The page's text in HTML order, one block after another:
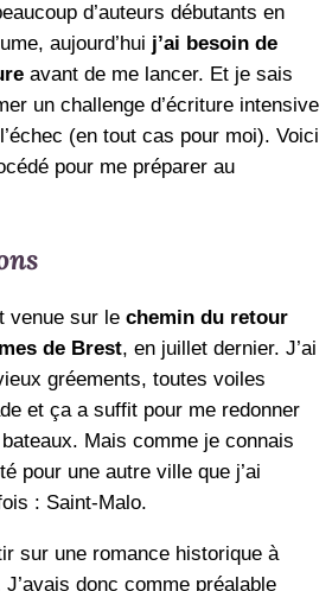
d’auteurs débutants en
aujourd’hui j’ai besoin de
avant de me lancer. Et je sais
un challenge d’écriture intensive
(en tout cas pour moi). Voici
pour me préparer au
venue sur le chemin du retour
de Brest, en juillet dernier. J’ai
gréements, toutes voiles
et ça a suffit pour me redonner
Mais comme je connais
pour une autre ville que j’ai
: Saint-Malo.
sur une romance historique à
donc comme préalable